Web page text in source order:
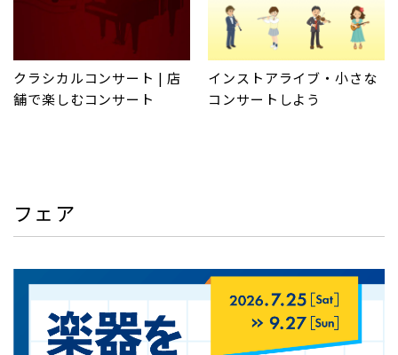
クラシカルコンサート | 店
舗で楽しむコンサート
インストアライブ・小さな
コンサートしよう
フェア